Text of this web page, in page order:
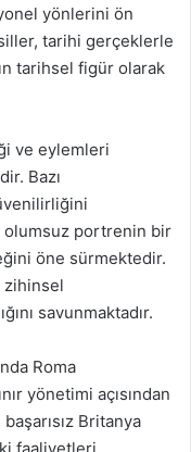
yönlerini ön
tarihi gerçeklerle
tarihsel figür olarak
ve eylemleri
Bazı
olumsuz portrenin bir
öne sürmektedir.
zihinsel
savunmaktadır.
Roma
yönetimi açısından
Britanya